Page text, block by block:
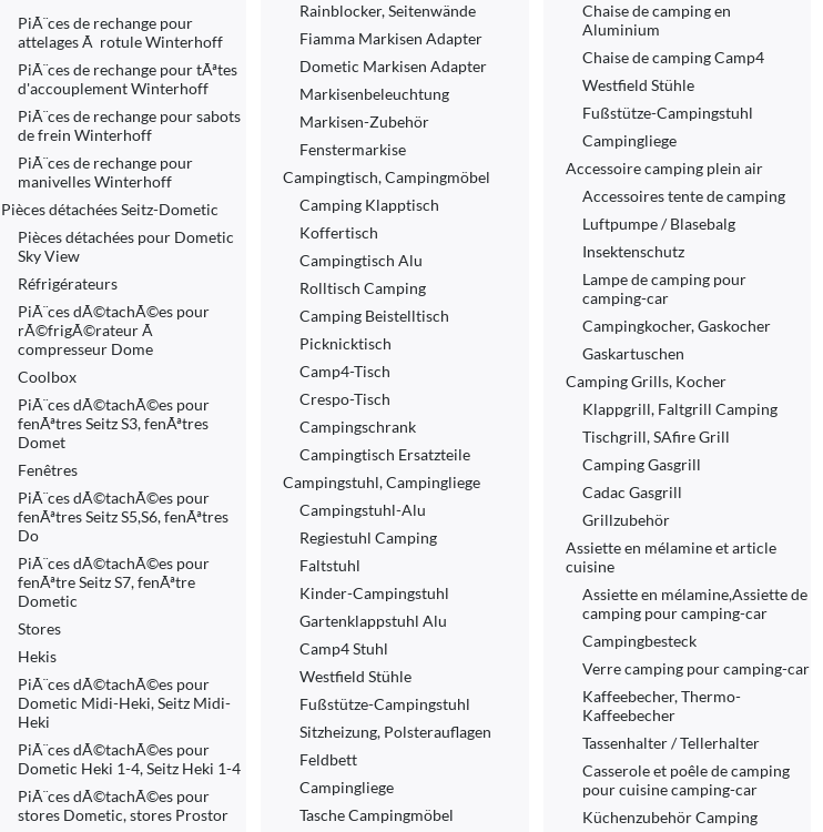
PiÃ¨ces de rechange pour
attelages Ã rotule Winterhoff
PiÃ¨ces de rechange pour tÃªtes
d'accouplement Winterhoff
PiÃ¨ces de rechange pour sabots
de frein Winterhoff
PiÃ¨ces de rechange pour
manivelles Winterhoff
Pièces détachées Seitz-Dometic
Pièces détachées pour Dometic
Sky View
Réfrigérateurs
PiÃ¨ces dÃ©tachÃ©es pour
rÃ©frigÃ©rateur Ã
compresseur Dome
Coolbox
PiÃ¨ces dÃ©tachÃ©es pour
fenÃªtres Seitz S3, fenÃªtres
Domet
Fenêtres
PiÃ¨ces dÃ©tachÃ©es pour
fenÃªtres Seitz S5,S6, fenÃªtres
Do
PiÃ¨ces dÃ©tachÃ©es pour
fenÃªtre Seitz S7, fenÃªtre
Dometic
Stores
Hekis
PiÃ¨ces dÃ©tachÃ©es pour
Dometic Midi-Heki, Seitz Midi-
Heki
PiÃ¨ces dÃ©tachÃ©es pour
Dometic Heki 1-4, Seitz Heki 1-4
PiÃ¨ces dÃ©tachÃ©es pour
stores Dometic, stores Prostor
Rainblocker, Seitenwände
Fiamma Markisen Adapter
Dometic Markisen Adapter
Markisenbeleuchtung
Markisen-Zubehör
Fenstermarkise
Campingtisch, Campingmöbel
Camping Klapptisch
Koffertisch
Campingtisch Alu
Rolltisch Camping
Camping Beistelltisch
Picknicktisch
Camp4-Tisch
Crespo-Tisch
Campingschrank
Campingtisch Ersatzteile
Campingstuhl, Campingliege
Campingstuhl-Alu
Regiestuhl Camping
Faltstuhl
Kinder-Campingstuhl
Gartenklappstuhl Alu
Camp4 Stuhl
Westfield Stühle
Fußstütze-Campingstuhl
Sitzheizung, Polsterauflagen
Feldbett
Campingliege
Tasche Campingmöbel
Chaise de camping en
Aluminium
Chaise de camping Camp4
Westfield Stühle
Fußstütze-Campingstuhl
Campingliege
Accessoire camping plein air
Accessoires tente de camping
Luftpumpe / Blasebalg
Insektenschutz
Lampe de camping pour
camping-car
Campingkocher, Gaskocher
Gaskartuschen
Camping Grills, Kocher
Klappgrill, Faltgrill Camping
Tischgrill, SAfire Grill
Camping Gasgrill
Cadac Gasgrill
Grillzubehör
Assiette en mélamine et article
cuisine
Assiette en mélamine,Assiette de
camping pour camping-car
Campingbesteck
Verre camping pour camping-car
Kaffeebecher, Thermo-
Kaffeebecher
Tassenhalter / Tellerhalter
Casserole et poêle de camping
pour cuisine camping-car
Küchenzubehör Camping